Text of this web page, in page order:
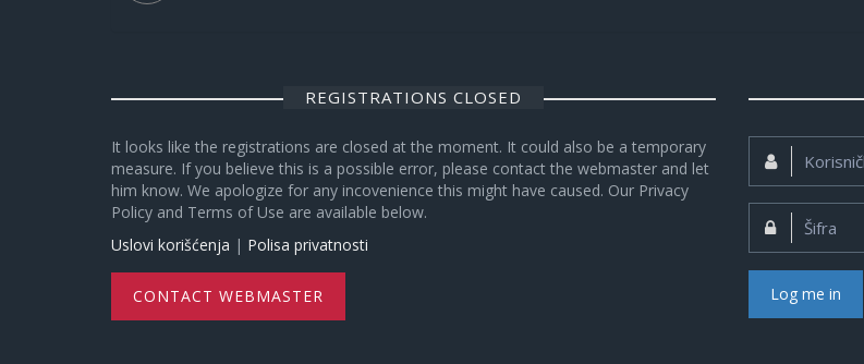
REGISTRATIONS CLOSED
It looks like the registrations are closed at the moment. It could also be a temporary
measure. If you believe this is a possible error, please contact the webmaster and let
him know. We apologize for any incovenience this might have caused. Our Privacy
Policy and Terms of Use are available below.
Uslovi korišćenja | Polisa privatnosti
CONTACT WEBMASTER
Korisničko
Šifra:
Log me in